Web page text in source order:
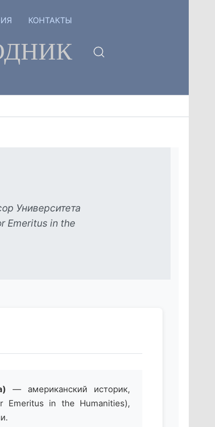
КОНТАКТЫ
Университета
Emeritus in the
— американский историк,
Emeritus in the Humanities),